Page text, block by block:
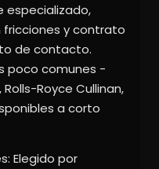
especializado,
y contrato
de contacto.
poco comunes -
Rolls-Royce Cullinan,
a corto
Elegido por